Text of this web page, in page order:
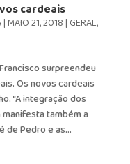
cardeais
|MAIO 21, 2018| GERAL,
surpreendeu
Os novos cardeais
“A integração dos
também a
de Pedro e as...